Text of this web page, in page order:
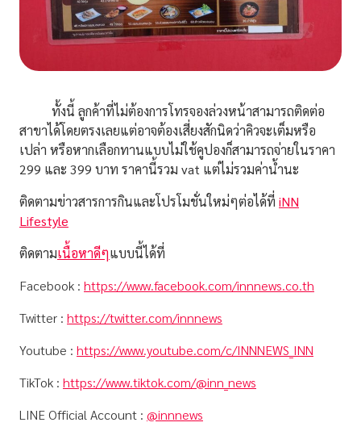
ทั้งนี้ ลูกค้าที่ไม่ต้องการโทรจองล่วงหน้าสามารถติดต่อ
สาขาได้โดยตรงเลยแต่อาจต้องเสี่ยงสักนิดว่าคิวจะเต็มหรือ
เปล่า หรือหากเลือกทานแบบไม่ใช้คูปองก็สามารถจ่ายในราคา
299 และ 399 บาท ราคานี้รวม vat แต่ไม่รวมค่าน้ำนะ
ติดตามข่าวสารการกินและโปรโมชั่นใหม่ๆต่อได้ที่ iNN
Lifestyle
ติดตามเนื้อหาดีๆแบบนี้ได้ที่
Facebook : https://www.facebook.com/innnews.co.th
Twitter : https://twitter.com/innnews
Youtube : https://www.youtube.com/c/INNNEWS_INN
TikTok : https://www.tiktok.com/@inn_news
LINE Official Account : @innnews